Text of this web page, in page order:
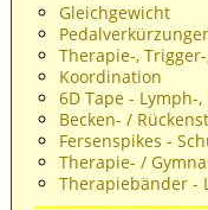
Gleichgewicht
Therapie-,
Koordination
6D Tape - Lymph-,
Becken- /
Fersenspikes -
Therapie- /
Therapiebänder -